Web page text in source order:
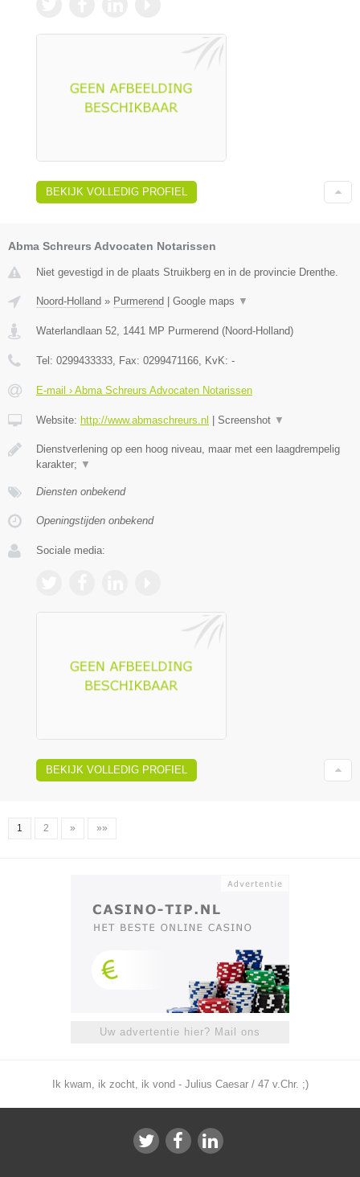
BEKIJK VOLLEDIG PROFIEL
Abma Schreurs Advocaten Notarissen
Niet gevestigd in de plaats Struikberg en in de provincie Drenthe.
Noord-Holland » Purmerend Google maps ▼
Waterlandlaan 52, 1441 MP Purmerend (Noord-Holland)
Tel: 0299433333, Fax: 0299471166, KvK: -
E-mail › Abma Schreurs Advocaten Notarissen
Website: http://www.abmaschreurs.nl Screenshot ▼
Dienstverlening op een hoog niveau, maar met een laagdrempelig
karakter; ▼
Diensten onbekend
Openingstijden onbekend
Sociale media:
BEKIJK VOLLEDIG PROFIEL
1 2 » »»
Uw advertentie hier? Mail ons
Ik kwam, ik zocht, ik vond - Julius Caesar / 47 v.Chr. ;)